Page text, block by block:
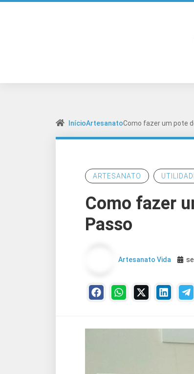
InícioArtesanatoComo fazer um pote
ARTESANATO
Como fazer
Passo
Artesanato Vida